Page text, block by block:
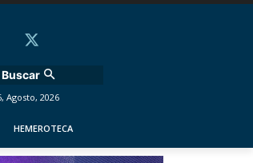
Buscar
Agosto, 2026
HEMEROTECA